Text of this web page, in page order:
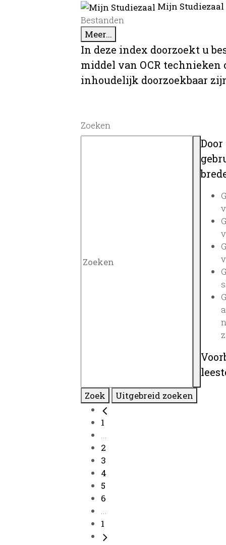
Mijn
Bestanden
Meer...
In deze index doorzoekt u
middel van OCR
inhoudelijk doorzoekbaar
Zoeken
Zoek Uitgebreid zoeken
1
...
2
3
4
5
6
...
1